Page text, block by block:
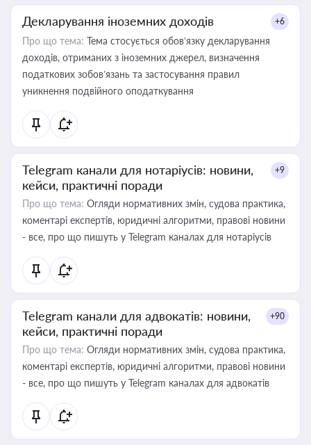
Декларування іноземних доходів +6
Про що тема: Тема стосується обов’язку декларування
доходів, отриманих з іноземних джерел, визначення
податкових зобов’язань та застосування правил
уникнення подвійного оподаткування
Telegram канали для нотаріусів: новини,
кейси, практичні поради
+9
Про що тема: Огляди нормативних змін, судова практика,
коментарі експертів, юридичні алгоритми, правові новини
- все, про що пишуть у Telegram каналах для нотаріусів
Telegram канали для адвокатів: новини,
кейси, практичні поради
+90
Про що тема: Огляди нормативних змін, судова практика,
коментарі експертів, юридичні алгоритми, правові новини
- все, про що пишуть у Telegram каналах для адвокатів